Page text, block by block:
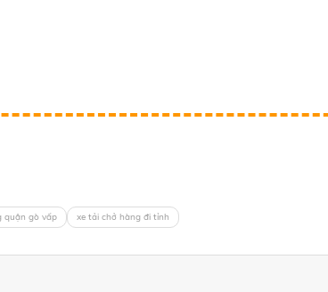
quận gò vấp xe tải chở hàng đi tỉnh